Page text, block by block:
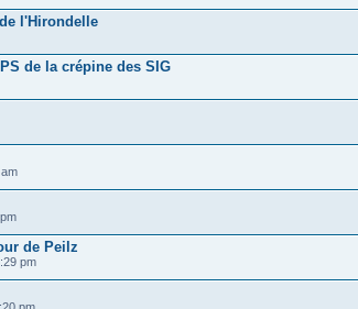
l'Hirondelle
de la crépine des SIG
de Peilz
pm